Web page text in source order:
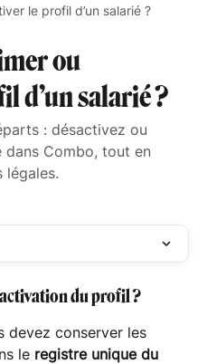
le profil d’un salarié ?
ou
d’un salarié ?
: désactivez ou
dans Combo, tout en
légales.
du profil ?
devez conserver les
le registre unique du